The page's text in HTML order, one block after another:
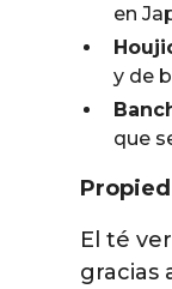
en
y de
que
El té
gracias